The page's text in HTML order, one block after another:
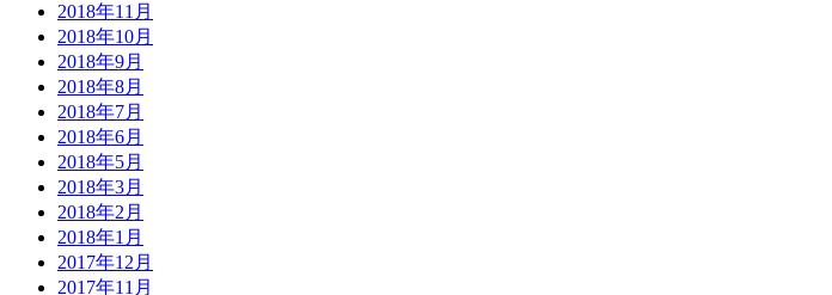
2018年11月
2018年10月
2018年9月
2018年8月
2018年7月
2018年6月
2018年5月
2018年3月
2018年2月
2018年1月
2017年12月
2017年11月